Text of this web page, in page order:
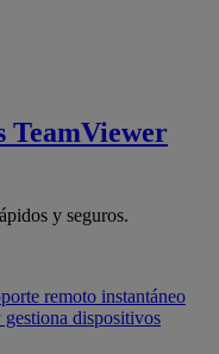
TeamViewer
y seguros.
remoto instantáneo
dispositivos